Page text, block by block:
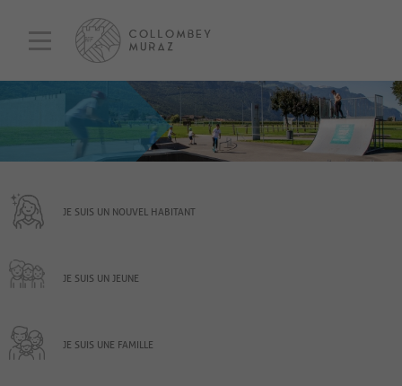
JE SUIS UN NOUVEL HABITANT
JE SUIS UN JEUNE
JE SUIS UNE FAMILLE